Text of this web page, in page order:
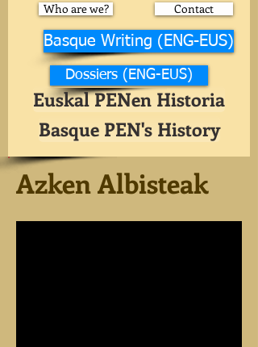
Who are we?
Contact
Basque Writing (ENG-EUS)
Dossiers (ENG-EUS)
Euskal PENen Historia
Basque PEN's History
Azken Albisteak